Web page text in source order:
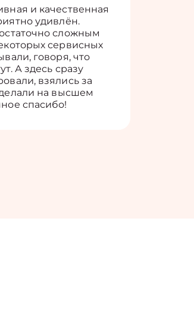
и качественная
удивлён.
сложным
сервисных
говоря, что
А здесь сразу
взялись за
на высшем
спасибо!